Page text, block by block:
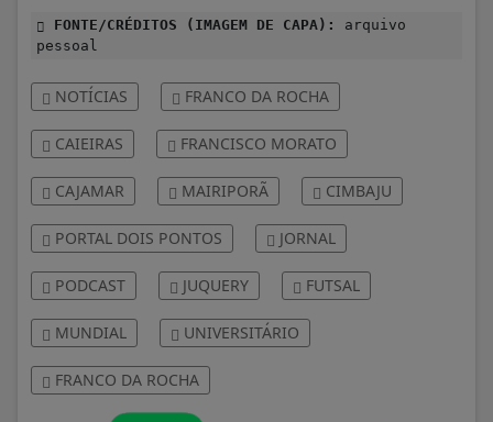
FONTE/CRÉDITOS (IMAGEM DE CAPA):
arquivo
pessoal
NOTÍCIAS FRANCO DA ROCHA
CAIEIRAS FRANCISCO MORATO
CAJAMAR MAIRIPORÃ CIMBAJU
PORTAL DOIS PONTOS JORNAL
PODCAST JUQUERY FUTSAL
MUNDIAL UNIVERSITÁRIO
FRANCO DA ROCHA